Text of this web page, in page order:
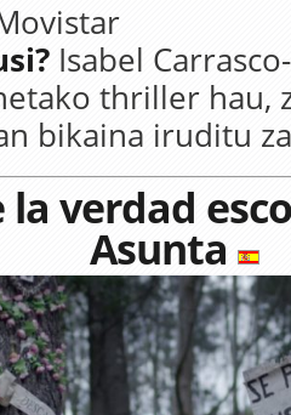
Isabel
thriller hau,
bikaina iruditu
la verdad
Asunta